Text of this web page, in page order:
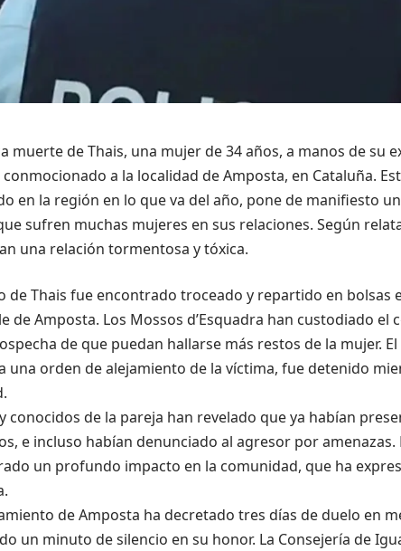
muerte de Thais, una mujer de 34 años, a manos de su
conmocionado a la localidad de Amposta, en Cataluña.
en la región en lo que va del año, pone de manifiesto
sufren muchas mujeres en sus relaciones. Según
una relación tormentosa y tóxica.
de Thais fue encontrado troceado y repartido en bolsas
de Amposta. Los Mossos d’Esquadra han custodiado
de que puedan hallarse más restos de la mujer.
una orden de alejamiento de la víctima, fue detenido
conocidos de la pareja han revelado que ya habían
e incluso habían denunciado al agresor por
un profundo impacto en la comunidad, que ha
de Amposta ha decretado tres días de duelo en
un minuto de silencio en su honor. La Consejería de